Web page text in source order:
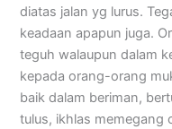
diatas jalan yg lurus.
keadaan apapun juga.
teguh walaupun dalam
kepada orang-orang
baik dalam beriman,
tulus, ikhlas memegang